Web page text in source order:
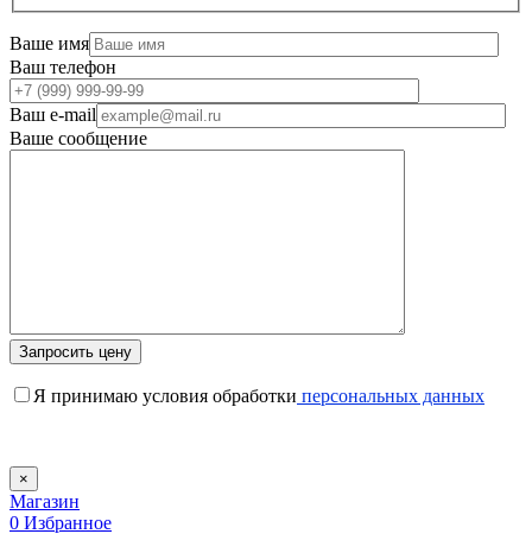
Ваше имя
Ваш телефон
Ваш e-mail
Ваше сообщение
Я принимаю условия обработки персональных данных
×
Магазин
0 Избранное